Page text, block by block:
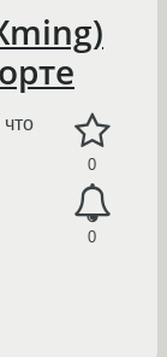
0
0